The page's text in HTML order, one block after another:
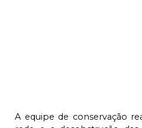
A equipe de conservação